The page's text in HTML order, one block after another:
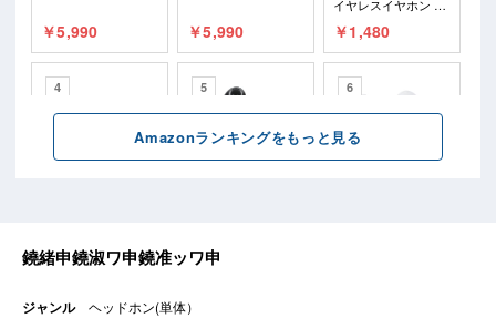
ジャンル ヘッドホン(単体）